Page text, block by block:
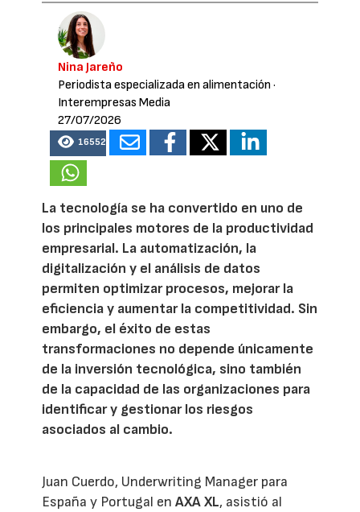
Nina Jareño
Periodista especializada en alimentación ·
Interempresas Media
27/07/2026
16552
La tecnología se ha convertido en uno de
los principales motores de la productividad
empresarial. La automatización, la
digitalización y el análisis de datos
permiten optimizar procesos, mejorar la
eficiencia y aumentar la competitividad. Sin
embargo, el éxito de estas
transformaciones no depende únicamente
de la inversión tecnológica, sino también
de la capacidad de las organizaciones para
identificar y gestionar los riesgos
asociados al cambio.
Juan Cuerdo, Underwriting Manager para
España y Portugal enAXA XL, asistió al